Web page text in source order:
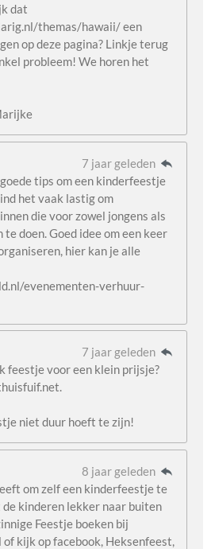
dat
themas/hawaii/ een
op deze pagina? Linkje terug
probleem! We horen het
7 jaar geleden
tips om een kinderfeestje
het vaak lastig om
die voor zowel jongens als
te doen. Goed idee om een keer
hier kan je alle
evenementen-verhuur-
7 jaar geleden
feestje voor een klein prijsje?
niet duur hoeft te zijn!
8 jaar geleden
om zelf een kinderfeestje te
kinderen lekker naar buiten
Feestje boeken bij
kijk op facebook, Heksenfeest,